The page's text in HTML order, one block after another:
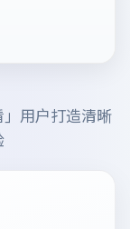
」用户打造清晰